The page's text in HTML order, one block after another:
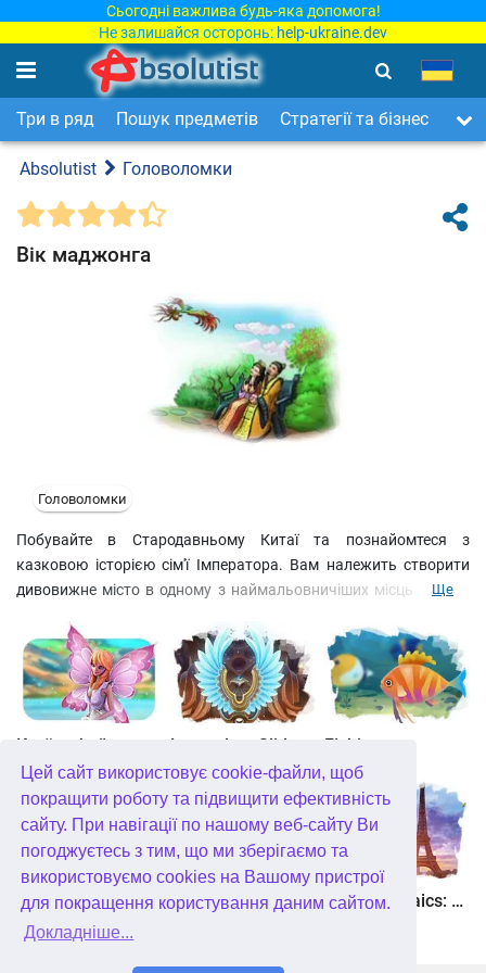
Цей сайт використовує cookie-файли, щоб
покращити роботу та підвищити ефективність
сайту. При навігації по нашому веб-сайту Ви
погоджуєтесь з тим, що ми зберігаємо та
використовуємо cookies на Вашому пристрої
для покращення користування даним сайтом.
Докладніше...
Сьогодні важлива будь-яка допомога!
Не залишайся осторонь: help-ukraine.dev
Три в ряд Пошук предметів Стратегії та бізнес
Absolutist Головоломки
Вік маджонга
Головоломки
Побувайте в Стародавньому Китаї та познайомтеся з
казковою історією сім'ї Імператора. Вам належить створити
дивовижне місто в одному з наймальовничіших місць Імперії.
властивості. Дізнайтеся, яку роль він відіграє у долі сина
Імператора. Грайте в класичний маджонг-пасьянс, заробляйте
очки та бонуси, отримуйте медалі та будуйте місто, яке стане
справжньою перлиною Китаю!
Ще
Країна фей Legendary Slide Fishjong
Квадріум Пас'янс Білосніжка. Зачароване королівство Travel Mosaics: A Paris Tour